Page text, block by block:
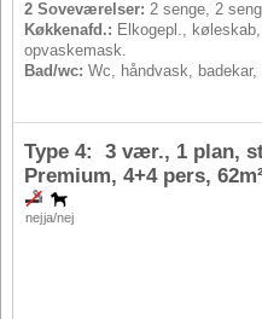
2 Soveværelser: 2 senge, 2
Køkkenafd.: Elkogepl.,
opvaskemask.
Bad/wc: Wc, håndvask, badekar,
nejja/nej
Type 4: 3 vær., 1 plan,
Premium, 4+4 pers,